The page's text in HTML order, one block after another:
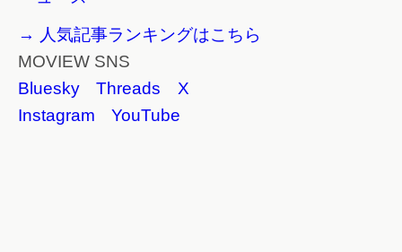
→ 人気記事ランキングはこちら
MOVIEW SNS
Bluesky
Threads
X
Instagram
YouTube